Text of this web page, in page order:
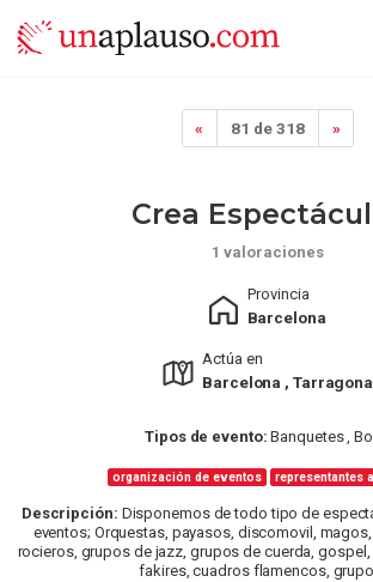
« 81 de 318 »
Crea
1 valoraciones
Provincia
Barcelona
Actúa en
Barcelona , Tarragona
Tipos de evento: Banquetes ,
organización de eventos representantes
Descripción: Disponemos de todo tipo de
eventos; Orquestas, payasos, discomovil,
rocieros, grupos de jazz, grupos de cuerda,
fakires, cuadros flamencos,